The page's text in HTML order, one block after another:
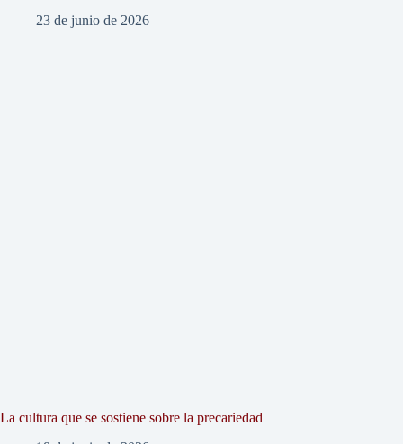
23 de junio de 2026
La cultura que se sostiene sobre la precariedad